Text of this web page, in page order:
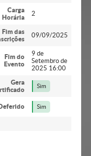
Carga
Horária
2
Fim das
09/09/2025
Fim do
Evento
9 de
Setembro de
2025 16:00
Gera
Sim
Deferido Sim